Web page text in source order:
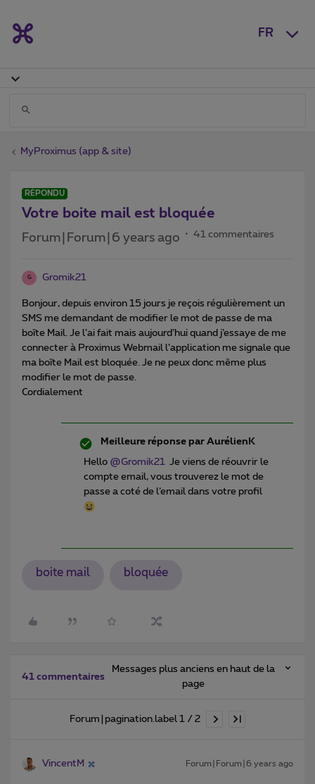
FR
MyProximus (app & site)
RÉPONDU
Votre boite mail est bloquée
Forum|Forum|6 years ago 41 commentaires
G Gromik21
Bonjour, depuis environ 15 jours je reçois régulièrement un
SMS me demandant de modifier le mot de passe de ma
boîte Mail. Je l’ai fait mais aujourd’hui quand j’essaye de me
connecter à Proximus Webmail l’application me signale que
ma boîte Mail est bloquée. Je ne peux donc même plus
modifier le mot de passe.
Cordialement
Meilleure réponse par AurélienK
Hello @Gromik21
Je viens de réouvrir le
compte email, vous trouverez le mot de
passe a coté de l’email dans votre profil
boite mail bloquée
41 commentaires
Messages plus anciens en haut de la
page
Forum|pagination.label 1 / 2
VincentM Forum|Forum|6 years ago